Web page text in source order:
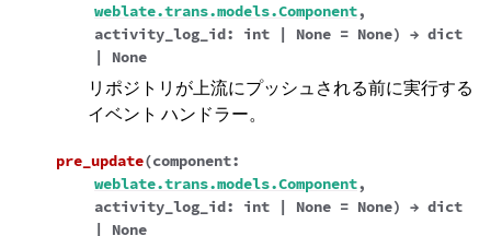
weblate.trans.models.Component,
activity_log_id: int | None = None) → dict
|
None
リポジトリが上流にプッシュされる前に実行する
イベント ハンドラー。
pre_update(component:
weblate.trans.models.Component,
activity_log_id: int | None = None) → dict
|
None